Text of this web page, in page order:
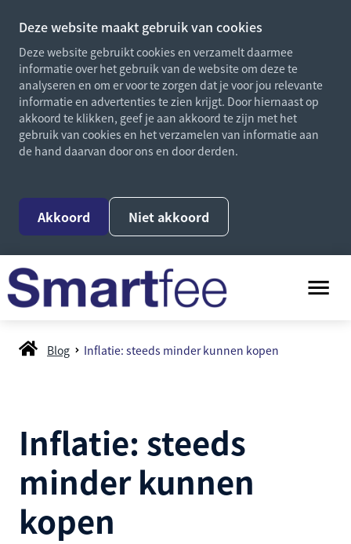
Deze website maakt gebruik van cookies
Deze website gebruikt cookies en verzamelt daarmee
informatie over het gebruik van de website om deze te
analyseren en om er voor te zorgen dat je voor jou relevante
informatie en advertenties te zien krijgt. Door hiernaast op
akkoord te klikken, geef je aan akkoord te zijn met het
gebruik van cookies en het verzamelen van informatie aan
de hand daarvan door ons en door derden.
Akkoord Niet akkoord
Blog Inflatie: steeds minder kunnen kopen
Inflatie: steeds
minder kunnen
kopen